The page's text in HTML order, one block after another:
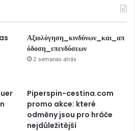
Αξιολόγηση_κινδύνων_και_απ
όδοση_επενδύσεων
2 semanas atrás
Piperspin-cestina.com
promo akce: které
odměny jsou pro hráče
nejdůležitější